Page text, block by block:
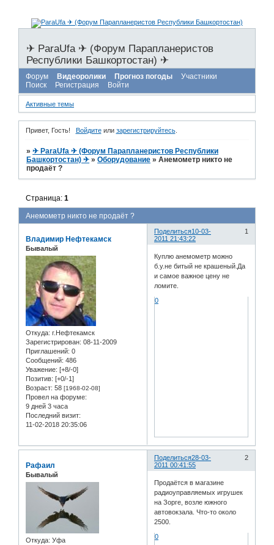
✈ ParaUfa ✈ (Форум Парапланеристов
Республики Башкортостан) ✈
Форум Видеоролики Прогноз погоды
Участники
Поиск
Регистрация Войти
Активные темы
Привет, Гость! Войдитеили зарегистрируйтесь.
»✈ ParaUfa ✈ (Форум Парапланеристов Республики
Башкортостан) ✈ »Оборудование »Анемометр никто не
продаёт ?
Анемометр никто не продаёт ?
Страница:1
Поделиться 1
10-03-
2011 21:43:22
Владимир Нефтекамск
Бывалый
Откуда: г.Нефтекамск
Зарегистрирован: 08-11-2009
Приглашений: 0
Сообщений: 486
Уважение: [+8/-0]
Позитив: [+0/-1]
Возраст: 58 [1968-02-08]
Провел на форуме:
9 дней 3 часа
Последний визит:
11-02-2018 20:35:06
Куплю анемометр можно
б.у.не битый не крашеный.Да
и самое важное цену не
ломите.
0
Поделиться 2
28-03-
2011 00:41:55
Рафаил
Бывалый
Откуда: Уфа
Продаётся в магазине
радиоуправляемых игрушек
на Зорге, возле южного
автовокзала. Что-то около
2500.
0